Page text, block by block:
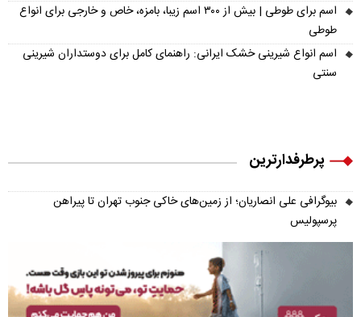
اسم برای طوطی | بیش از ۳۰۰ اسم زیبا، بامزه، خاص و خارجی برای انواع
طوطی
اسم انواع شیرینی خشک ایرانی: راهنمای کامل برای دوستداران شیرینی
سنتی
پرطرفدارترین
بیوگرافی علی انصاریان؛ از زمین‌های خاکی جنوب تهران تا پیراهن
پرسپولیس